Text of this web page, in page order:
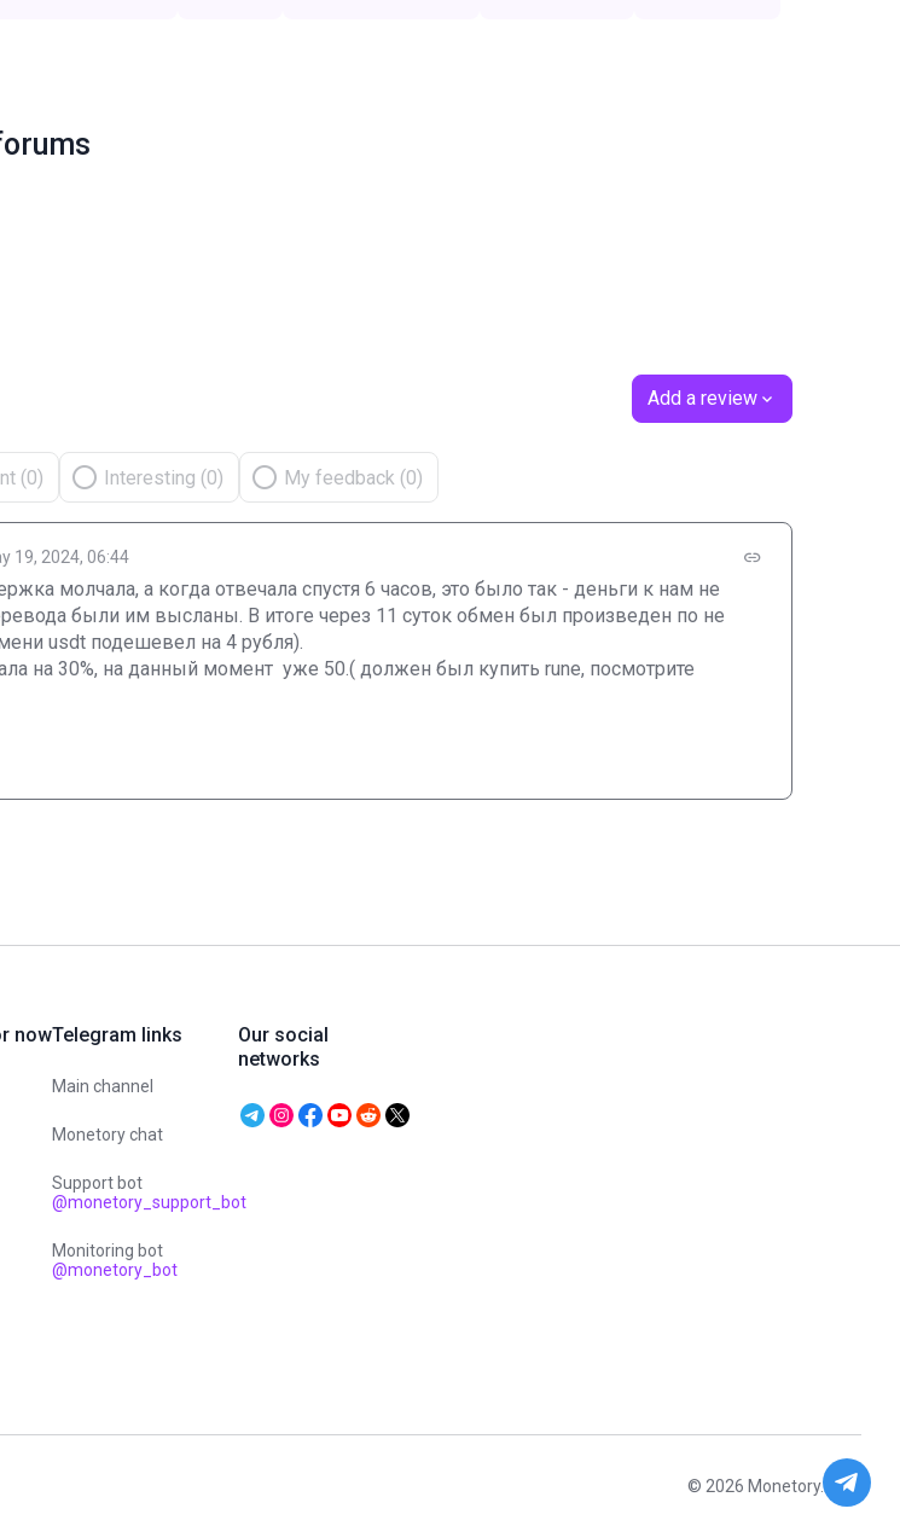
Add a review
(0) Interesting (0) My feedback (0)
19, 2024, 06:44
молчала, а когда отвечала спустя 6 часов, это было так - деньги к нам не
были им высланы. В итоге через 11 суток обмен был произведен по не
usdt подешевел на 4 рубля).
на 30%, на данный момент  уже 50.( должен был купить rune, посмотрите
nowTelegram links
Main channel
Monetory chat
Support bot
@monetory_support_bot
Monitoring bot
@monetory_bot
Our social
networks
© 2026 Monetory.io